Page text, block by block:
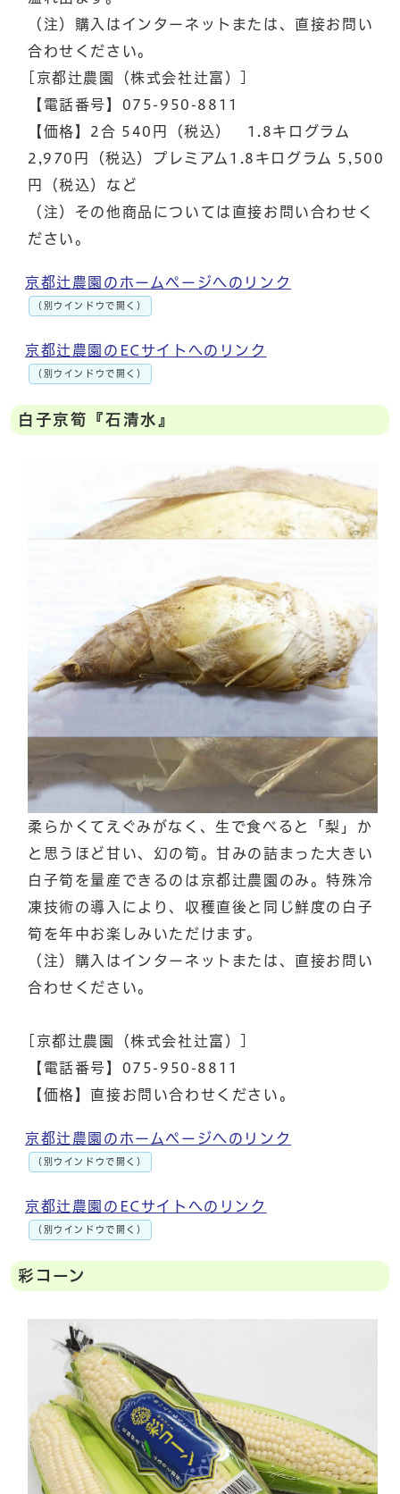
（注）購入はインターネットまたは、直接お問い
合わせください。
[京都辻農園（株式会社辻富）]
【電話番号】075-950-8811
【価格】2合 540円（税込） 1.8キログラム
2,970円（税込）プレミアム1.8キログラム 5,500
円（税込）など
（注）その他商品については直接お問い合わせく
ださい。
京都辻農園のホームページへのリンク
（別ウインドウで開く）
京都辻農園のECサイトへのリンク
（別ウインドウで開く）
白子京筍『石清水』
柔らかくてえぐみがなく、生で食べると「梨」か
と思うほど甘い、幻の筍。甘みの詰まった大きい
白子筍を量産できるのは京都辻農園のみ。特殊冷
凍技術の導入により、収穫直後と同じ鮮度の白子
筍を年中お楽しみいただけます。
（注）購入はインターネットまたは、直接お問い
合わせください。
[京都辻農園（株式会社辻富）]
【電話番号】075-950-8811
【価格】直接お問い合わせください。
京都辻農園のホームページへのリンク
（別ウインドウで開く）
京都辻農園のECサイトへのリンク
（別ウインドウで開く）
彩コーン